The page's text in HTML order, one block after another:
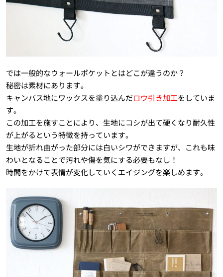
では一般的なウォールポケットとはどこが違うのか？
秘密は素材にあります。
キャンバス地にワックスを塗り込んだロウ引き加工をしていま
す。
この加工を施すことにより、生地にコシが出て硬くなり耐久性
が上がるという特徴を持っています。
生地が折れ曲がった部分には白いシワができますが、これも味
わいとなることで汚れや傷を気にする必要もなし！
時間をかけて表情が変化していくエイジングを楽しめます。